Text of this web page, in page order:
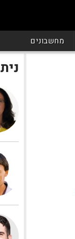
מחשבונים